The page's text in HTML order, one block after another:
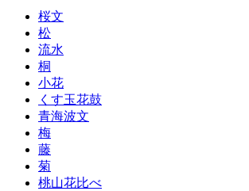
桜文
松
流水
桐
小花
くす玉花鼓
青海波文
梅
藤
菊
桃山花比べ